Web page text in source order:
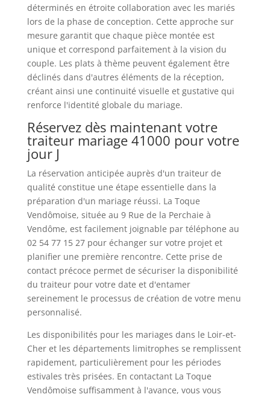
déterminés en étroite collaboration avec les mariés
lors de la phase de conception. Cette approche sur
mesure garantit que chaque pièce montée est
unique et correspond parfaitement à la vision du
couple. Les plats à thème peuvent également être
déclinés dans d'autres éléments de la réception,
créant ainsi une continuité visuelle et gustative qui
renforce l'identité globale du mariage.
Réservez dès maintenant votre
traiteur mariage 41000 pour votre
jour J
La réservation anticipée auprès d'un traiteur de
qualité constitue une étape essentielle dans la
préparation d'un mariage réussi. La Toque
Vendômoise, située au 9 Rue de la Perchaie à
Vendôme, est facilement joignable par téléphone au
02 54 77 15 27 pour échanger sur votre projet et
planifier une première rencontre. Cette prise de
contact précoce permet de sécuriser la disponibilité
du traiteur pour votre date et d'entamer
sereinement le processus de création de votre menu
personnalisé.
Les disponibilités pour les mariages dans le Loir-et-
Cher et les départements limitrophes se remplissent
rapidement, particulièrement pour les périodes
estivales très prisées. En contactant La Toque
Vendômoise suffisamment à l'avance, vous vous